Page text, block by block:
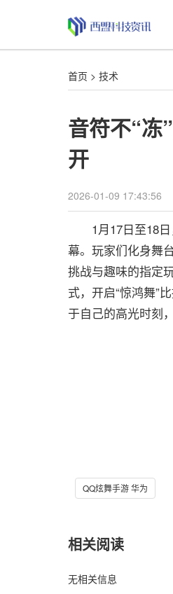
首页 > 技术
音符不“冻
开
2026-01-09 17:43:56
1月17日至18日
幕。玩家们化身舞
挑战与趣味的指定
式，开启“惊鸿舞”
于自己的高光时刻
QQ炫舞手游 华为
相关阅读
无相关信息